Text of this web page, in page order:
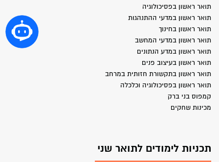
תואר ראשון בפסיכולוגיה
תואר ראשון במדעי ההתנהגות
תואר ראשון בחינוך
תואר ראשון במדעי המחשב
תואר ראשון במדע הנתונים
תואר ראשון בעיצוב פנים
תואר ראשון בתקשורת חזותית במרחב
תואר ראשון בפסיכולוגיה וכלכלה
קמפוס בני ברק
מכינות שחקים
תכניות לימודים לתואר שני